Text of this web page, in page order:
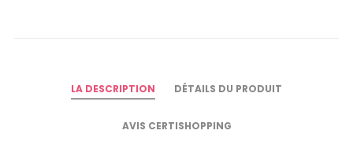
LA DESCRIPTION DÉTAILS DU PRODUIT
AVIS CERTISHOPPING